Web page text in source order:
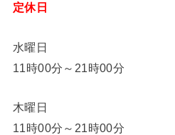
定休日
水曜日
11時00分～21時00分
木曜日
11時00分～21時00分